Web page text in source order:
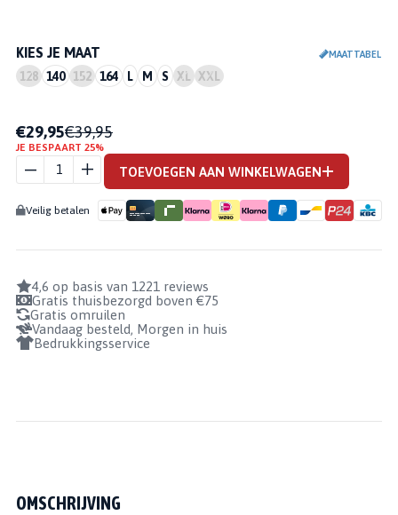
KIES JE MAAT MAATTABEL
128 140 152 164 L M S XL XXL
€29,95€39,95
JE BESPAART 25%
ELITE
THERMOSHIRT
KORTE MOUW
TOEVOEGEN AAN WINKELWAGEN
Veilig betalen
4,6 op basis van 1221 reviews
Gratis thuisbezorgd boven €75
Gratis omruilen
Vandaag besteld, Morgen in huis
Bedrukkingsservice
OMSCHRIJVING